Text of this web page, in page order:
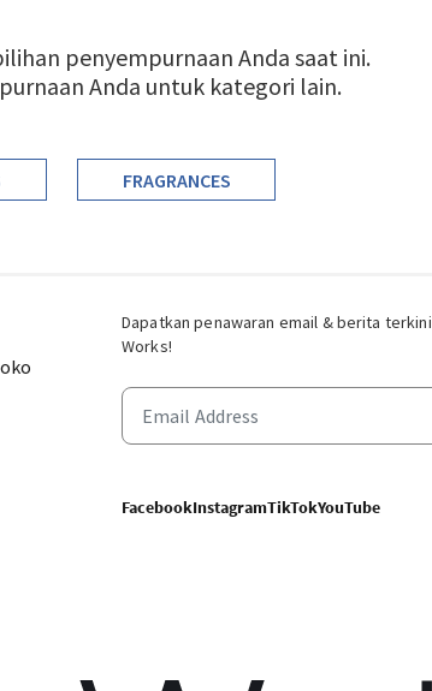
penyempurnaan Anda saat ini.
Anda untuk kategori lain.
FRAGRANCES
Dapatkan penawaran email & berita
Works!
FacebookInstagramTikTokYouTube